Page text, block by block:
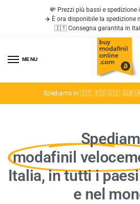
💸 Prezzi più bassi e spedizione
✈️ È ora disponibile la spedizione
🇮🇹 Consegna garantita in
MENU
Spediamo in 🇮🇹 🇪🇺 🇺🇸 🇬🇧
modafinil
Italia, in tutti i
e nel